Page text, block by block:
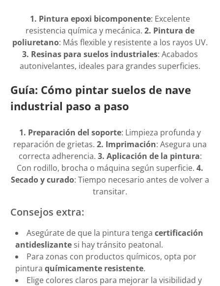
1. Pintura epoxi bicomponente: Excelente
resistencia química y mecánica. 2. Pintura de
poliuretano: Más flexible y resistente a los rayos UV.
3. Resinas para suelos industriales: Acabados
autonivelantes, ideales para grandes superficies.
Guía: Cómo pintar suelos de nave
industrial paso a paso
1. Preparación del soporte: Limpieza profunda y
reparación de grietas. 2. Imprimación: Asegura una
correcta adherencia. 3. Aplicación de la pintura:
Con rodillo, brocha o máquina según superficie. 4.
Secado y curado: Tiempo necesario antes de volver a
transitar.
Consejos extra:
Asegúrate de que la pintura tenga certificación
antideslizante si hay tránsito peatonal.
Para zonas con productos químicos, opta por
pintura químicamente resistente.
Elige colores claros para mejorar la visibilidad y